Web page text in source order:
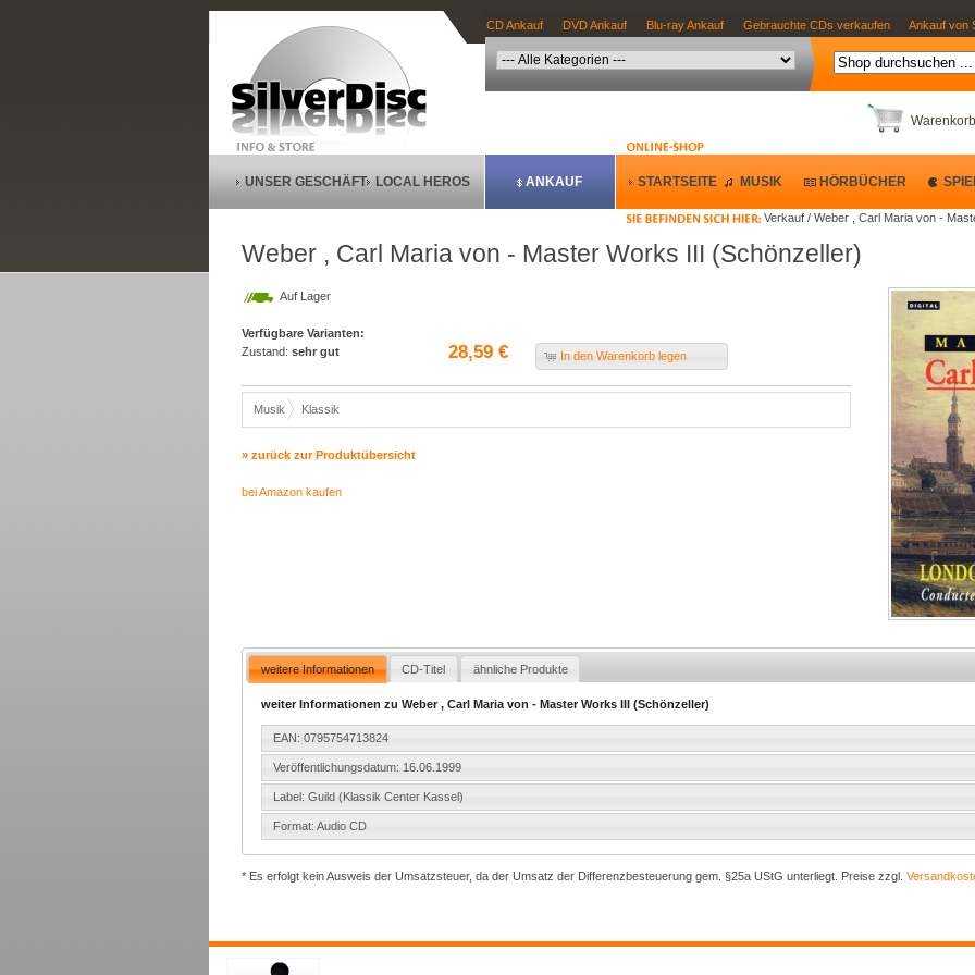
CD Ankauf DVD Ankauf Blu-ray Ankauf Gebrauchte CDs verkaufen Ankauf von
Warenkorb
Verkauf / Weber , Carl Maria von -
UNSER GESCHÄFT LOCAL HEROS ANKAUF STARTSEITE MUSIK HÖRBÜCHER
Weber , Carl Maria von - Master Works III (Schönzeller)
Auf Lager
Verfügbare Varianten:
Zustand: sehr gut 28,59 € In den Warenkorb legen
Musik Klassik
» zurück zur Produktübersicht
bei Amazon kaufen
weitere Informationen CD-Titel ähnliche Produkte
weiter Informationen zu Weber , Carl Maria von - Master Works III (Schönzeller)
EAN: 0795754713824
Veröffentlichungsdatum: 16.06.1999
Label: Guild (Klassik Center Kassel)
Format: Audio CD
* Es erfolgt kein Ausweis der Umsatzsteuer, da der Umsatz der Differenzbesteuerung gem. §25a UStG unterliegt. Preise zzgl.